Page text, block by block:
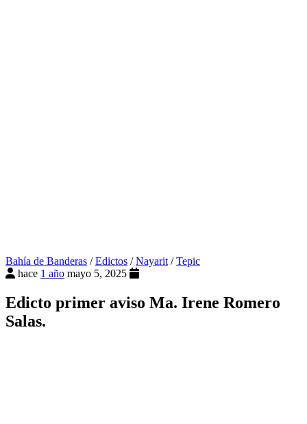
Bahía de Banderas /Edictos /Nayarit/Tepic
hace 1 año mayo 5, 2025
Edicto primer aviso Ma. Irene Romero
Salas.